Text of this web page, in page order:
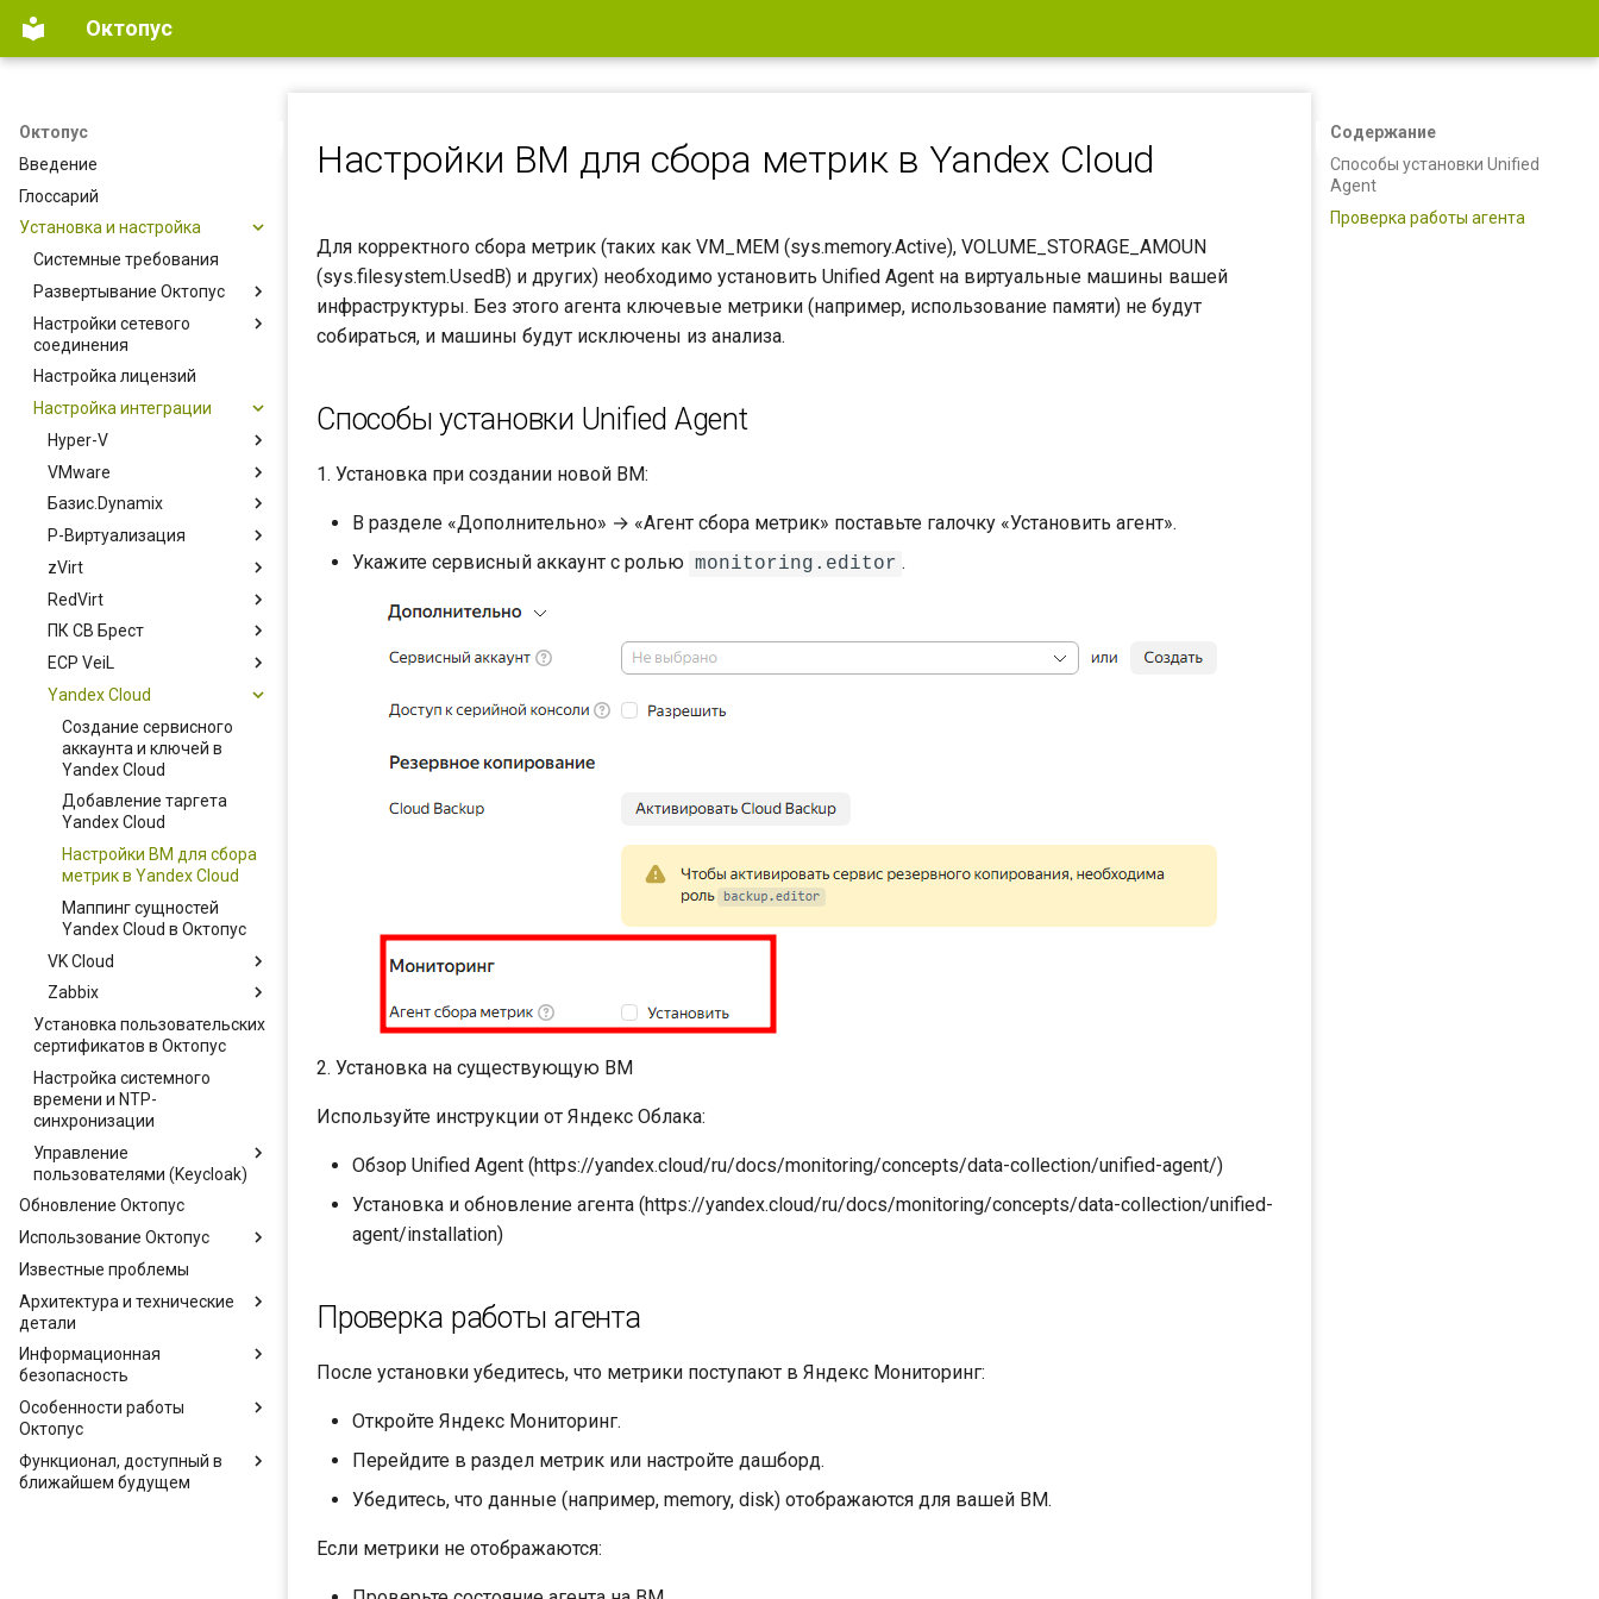
Октопус
Октопус
Введение
Глоссарий
Установка и настройка
Системные требования
Развертывание Октопус
Базис.Dynamix
VMware
Hyper-V
Р-Виртуализация
zVirt
ПК СВ Брест
ECP VeiL
Yandex Cloud
Настройки сетевого
соединения
Схема сетевого
соединения
Настройки сетевого
соединения
Настройка маршрутов в
развернутом Октопус
Настройка доступа через
Proxy-сервер с
авторизацией
Настройка лицензий
Настройка интеграции
Hyper-V
Добавление таргета
Hyper-V
Конфигурация Hyper-V
хоста
VMware
Добавление таргета
VMware
Минимальный набор прав
для сбора информации
Минимальный набор прав
для выполнения
рекомендаций
Базис.Dynamix
Добавление таргета
Базис.Dynamix
Basis Dynamix.
Особенности CPU
переподписки
Маппинг сущностей Basis
Dynamix в Октопус
Р-Виртуализация
Добавление таргета Р-
Виртуализация
zVirt
Добавление таргета zVirt
RedVirt
Добавление таргета
RedVirt
ПК СВ Брест
Добавление нового
пользователя в систему
Астра-Брест для
последующего
добавления таргета в
Октопус
Добавление таргета ПК
СВ Брест
ECP VeiL
Добавление таргета ECP
VeiL
Yandex Cloud
Создание сервисного
аккаунта и ключей в
Yandex Cloud
Добавление таргета
Yandex Cloud
Настройки ВМ для сбора
метрик в Yandex Cloud
Маппинг сущностей
Yandex Cloud в Октопус
VK Cloud
Добавление таргета VK
Zabbix
Добавление таргета
Zabbix
Настройки мониторинга
Zabbix Октопус
Установка пользовательских
сертификатов в Октопус
Настройка системного
времени и NTP-
синхронизации
Управление
пользователями (Keycloak)
Импорт пользователей из
Создание локальных
пользователей
Смена пароля в Keycloak
Обновление Октопус
Использование Октопус
Главная страница
Граф
Таргеты
Сбор исторических данных
(Historical Discovery)
Политики
Группы
Известные проблемы
Архитектура и технические
детали
Диаграмма системной
архитектуры
Жизненный цикл
компонентов
Типы объектов и их
настройки
Информационная
безопасность
Основные положения
Особенности работы
Октопус
Фрагментация ресурсов
Huge VM
Функционал, доступный в
ближайшем будущем
Содержание
Способы установки Unified
Agent
Проверка работы агента
Настройки ВМ для сбора метрик в Yandex Cloud
Для корректного сбора метрик (таких как VM_MEM (sys.memory.Active), VOLUME_STORAGE_AMOUN
(sys.filesystem.UsedB) и других) необходимо установить Unified Agent на виртуальные машины вашей
инфраструктуры. Без этого агента ключевые метрики (например, использование памяти) не будут
собираться, и машины будут исключены из анализа.
Способы установки Unified Agent
1. Установка при создании новой ВМ:
В разделе «Дополнительно» → «Агент сбора метрик» поставьте галочку «Установить агент».
Укажите сервисный аккаунт с ролью monitoring.editor .
2. Установка на существующую ВМ
Используйте инструкции от Яндекс Облака:
Обзор Unified Agent (https://yandex.cloud/ru/docs/monitoring/concepts/data-collection/unified-agent/)
Установка и обновление агента (https://yandex.cloud/ru/docs/monitoring/concepts/data-collection/unified-
agent/installation)
Проверка работы агента
После установки убедитесь, что метрики поступают в Яндекс Мониторинг:
Откройте Яндекс Мониторинг.
Перейдите в раздел метрик или настройте дашборд.
Убедитесь, что данные (например, memory, disk) отображаются для вашей ВМ.
Если метрики не отображаются: